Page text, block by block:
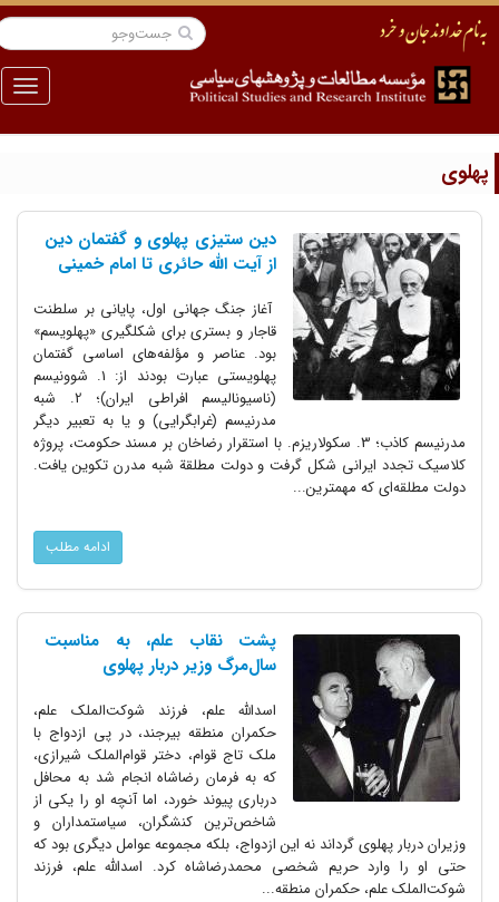
منو
دین‎ ستیزی پهلوی و گفتمان دین
از آیت ‎الله حائری تا امام خمینی
آغاز جنگ جهانی اول، پایانی بر سلطنت
قاجار و بستری برای شکل‎گیری «پهلویسم»
بود. عناصر و مؤلفه‌های اساسی گفتمان
پهلویستی عبارت بودند از: 1. شوونیسم
(ناسیونالیسم افراطی ایران)؛ 2. شبه
مدرنیسم (غرابگرایی) و یا به تعبیر دیگر
مدرنیسم کاذب؛ 3. سکولاریزم. با استقرار رضاخان بر مسند حکومت، پروژه
کلاسیک تجدد ایرانی شکل گرفت و دولت مطلقة شبه مدرن تکوین یافت.
دولت مطلقه‌ای که مهم‎ترین...
ادامه مطلب
پشت نقاب علم، به مناسبت
سال‌مرگ وزیر دربار پهلوی
اسدالله علم، فرزند شوکت‌الملک علم،
حکمران منطقه بیرجند، در پی ازدواج با
ملک تاج قوام، دختر قوام‌الملک شیرازی،
که به فرمان رضاشاه انجام شد به محافل
درباری پیوند خورد، اما آنچه او را یکی از
شاخص‌ترین کنشگران، سیاستمداران و
وزیران دربار پهلوی گرداند نه این ازدواج، بلکه مجموعه عوامل دیگری بود که
حتی او را وارد حریم شخصی محمدرضاشاه کرد. اسدالله علم، فرزند
شوکت‌الملک علم، حکمران منطقه...